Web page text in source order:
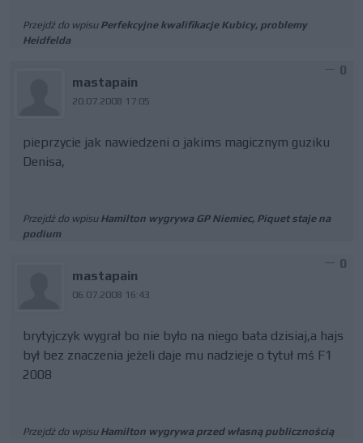
Przejdź do wpisu Perfekcyjne kwalifikacje Kubicy, problemy
Heidfelda
mastapain
20.07.2008 17:05
0
pieprzycie jak nawiedzeni o jakims magicznym guziku
Denisa,
Przejdź do wpisu Hamilton wygrywa GP Niemiec, Piquet staje na
podium
mastapain
06.07.2008 16:43
0
brytyjczyk wygrał bo nie było na niego bata dzisiaj,a hajs
był bez znaczenia jeżeli daje mu nadzieje o tytuł mś F1
2008
Przejdź do wpisu Hamilton wygrywa przed własną publicznością